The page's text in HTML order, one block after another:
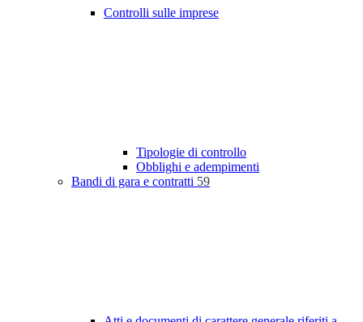
Controlli sulle imprese
Tipologie di controllo
Obblighi e adempimenti
Bandi di gara e contratti 59